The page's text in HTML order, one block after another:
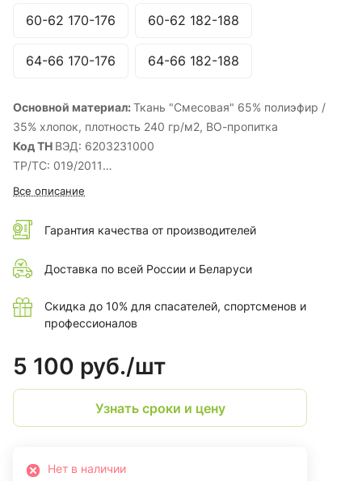
60-62 170-176 60-62 182-188
64-66 170-176 64-66 182-188
Основной материал:Ткань "Смесовая" 65% полиэфир /
35% хлопок, плотность 240 гр/м2, ВО-пропитка
Код ТН ВЭД: 6203231000
ТР/ТС: 019/2011
ГОСТ:
12.4.280-2014
Вид центральной застежки (куртка):
Закрытая (молния/
планка на кнопках)
Наличие СОП:
Вес
Сезонность:Лето
Все описание
Гарантия качества от производителей
Доставка по всей России и Беларуси
Скидка до 10% для спасателей, спортсменов и
профессионалов
5 100 руб./шт
Узнать сроки и цену
Нет в наличии